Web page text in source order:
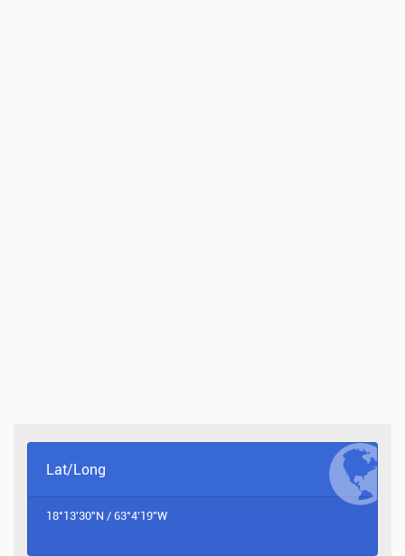
Lat/Long
18°13'30"N / 63°4'19"W